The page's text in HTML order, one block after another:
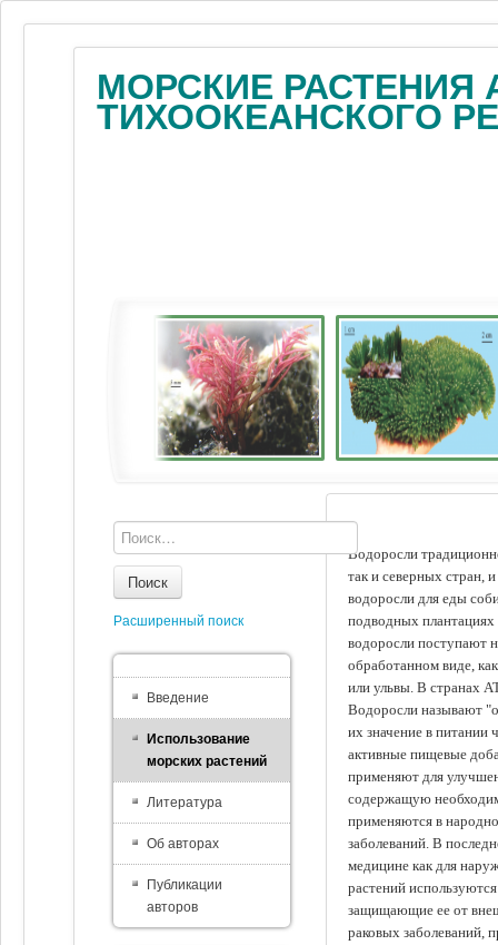
МОРСКИЕ РАСТЕНИЯ
ТИХООКЕАНСКОГО
Водоросли
так и северных стран,
водоросли для еды
подводных
водоросли поступают
обработанном виде,
или ульвы. В странах
Водоросли называют
их значение в питании
активные пищевые
применяют для
содержащую
применяются в
заболеваний. В
медицине как для
растений
защищающие ее от
раковых заболеваний,
Поиск
Расширенный поиск
Введение
Использование
морских растений
Литература
Об авторах
Публикации
авторов